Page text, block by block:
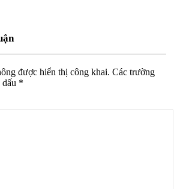
được hiển thị công khai. Các trường
*